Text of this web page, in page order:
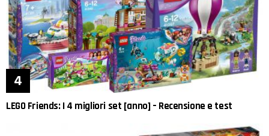
LEGO Friends: I 4 migliori set [anno] – Recensione e test